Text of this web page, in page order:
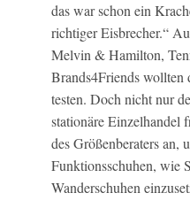
das war schon ein
richtiger Eisbrecher.“
Melvin & Hamilton,
Brands4Friends wollten
testen. Doch nicht nur
stationäre Einzelhandel
des Größenberaters an,
Funktionsschuhen, wie
Wanderschuhen